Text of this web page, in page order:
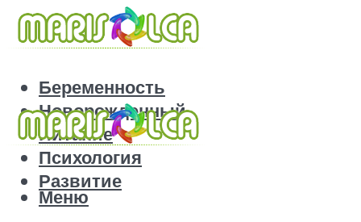
Беременность
Новорожденный
Питание
Психология
Развитие
Меню